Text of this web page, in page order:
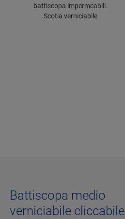
battiscopa impermeabili.
Scotia verniciabile
Battiscopa medio
verniciabile cliccabile